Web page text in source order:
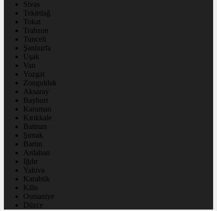
Sivas
Tekirdağ
Tokat
Trabzon
Tunceli
Şanlıurfa
Uşak
Van
Yozgat
Zonguldak
Aksaray
Bayburt
Karaman
Kırıkkale
Batman
Şırnak
Bartın
Ardahan
Iğdır
Yalova
Karabük
Kilis
Osmaniye
Düzce